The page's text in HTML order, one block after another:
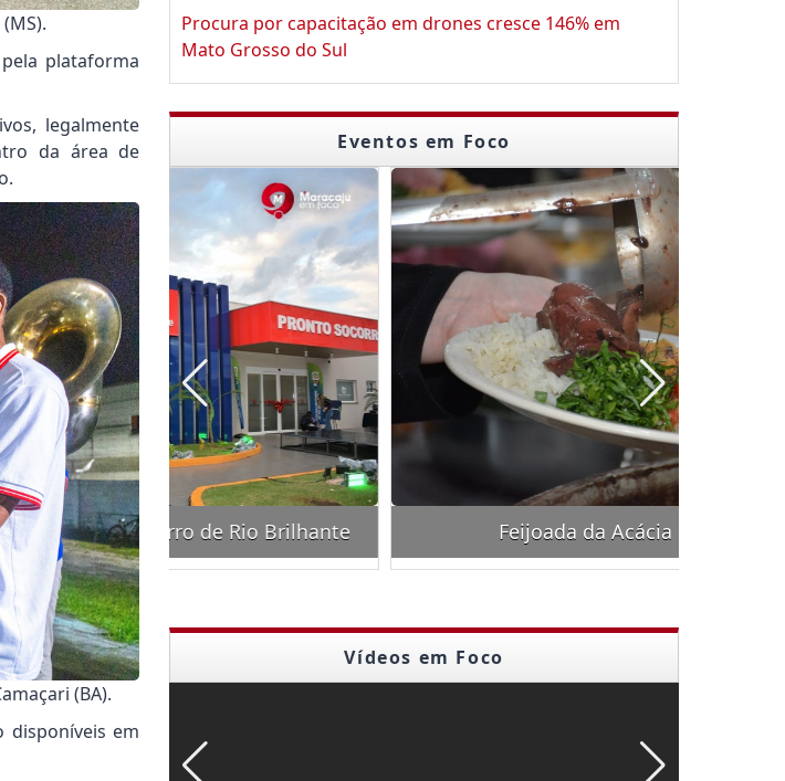
plataforma
legalmente
da área de
(BA).
disponíveis em
Procura por capacitação em drones cresce 146% em
Mato Grosso do Sul
Eventos em Foco
Rio Brilhante Feijoada da Acácia Branca 2026
Vídeos em Foco